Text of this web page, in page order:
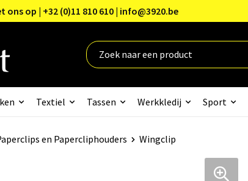
op | +32 (0)11 810 610 | info@3920.be
Textiel Tassen Werkkledij Sport
en Papercliphouders Wingclip